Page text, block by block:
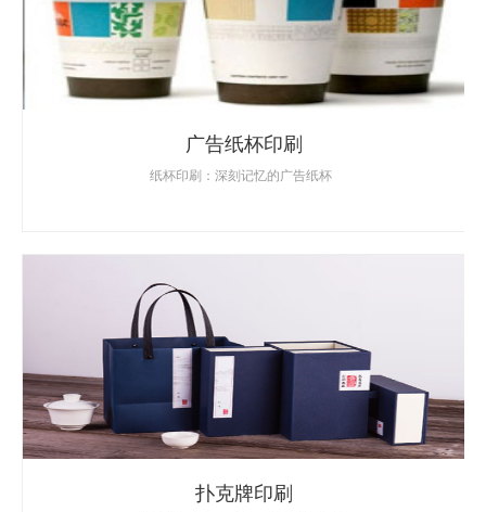
广告纸杯印刷
纸杯印刷：深刻记忆的广告纸杯
扑克牌印刷